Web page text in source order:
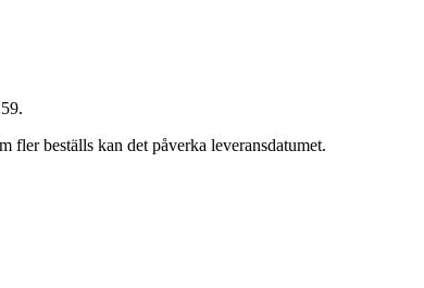
.
beställs kan det påverka leveransdatumet.